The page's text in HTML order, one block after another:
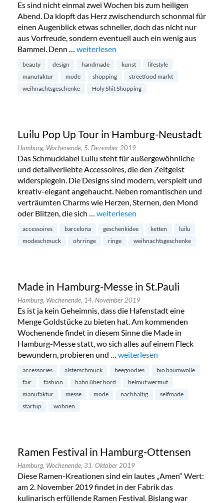
Es sind nicht einmal zwei Wochen bis zum heiligen
Abend. Da klopft das Herz zwischendurch schonmal für
einen Augenblick etwas schneller, doch das nicht nur
aus Vorfreude, sondern eventuell auch ein wenig aus
Bammel. Denn … „Holy Shit Shopping im Karolinenviertel“
weiterlesen
beauty design handmade kunst
lifestyle
manufaktur
mode shopping
streetfood markt
weihnachtsgeschenke
Holy Shit Shopping
Luilu Pop Up Tour in Hamburg-Neustadt
Hamburg, Wochenende, 5. Dezember 2019
Das Schmucklabel Luilu steht für außergewöhnliche
und detailverliebte Accessoires, die den Zeitgeist
widerspiegeln. Die Designs sind modern, verspielt und
kreativ-elegant angehaucht. Neben romantischen und
verträumten Charms wie Herzen, Sternen, den Mond
oder Blitzen, die sich … „Luilu Pop Up Tour in Hamburg-
weiterlesen
accessoires barcelona geschenkidee ketten
luilu
modeschmuck
ohrringe ringe weihnachtsgeschenke
Made in Hamburg-Messe in St.Pauli
Hamburg, Wochenende, 14. November 2019
Es ist ja kein Geheimnis, dass die Hafenstadt eine
Menge Goldstücke zu bieten hat. Am kommenden
Wochenende findet in diesem Sinne die Made in
Hamburg-Messe statt, wo sich alles auf einem Fleck
bewundern, probieren und … „Made in Hamburg-Messe in
weiterlesen
accessories alsterschmuck beegoodies
bio baumwolle
fair
fashion hahn über bord
helmut wermut
manufaktur
messe mode nachhaltig
selfmade
startup
wohnen
Ramen Festival in Hamburg-Ottensen
Hamburg, Wochenende, 31. Oktober 2019
Diese Ramen-Kreationen sind ein lautes „Amen“ Wert:
am 2. November 2019 findet in der Fabrik das
kulinarisch erfüllende Ramen Festival. Bislang war